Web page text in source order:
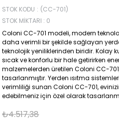
STOK KODU
(CC-701)
STOK MIKTARI : 0
Coloni CC-701 modeli, modern
daha verimli bir şekilde sağlayan
teknolojik yeniliklerinden biridir. Kolay
sıcak ve konforlu bir hale getirirken
malzemelerden üretilen Coloni CC-
tasarlanmıştır. Yerden ısıtma
verimliliği sunan Coloni CC-701,
edebilmeniz için özel olarak
₺4.517,38